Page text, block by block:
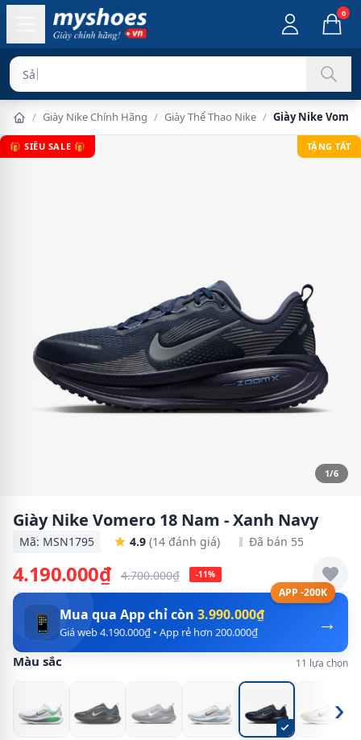
0
Sản phẩm chín
/ Giày Nike Chính Hãng / Giày Thể Thao Nike / Giày Nike
🎁 SIÊU SALE 🎁 TẶNG TẤT
1/6
Giày Nike Vomero 18 Nam - Xanh Navy
Mã: MSN1795 4.9 (14 đánh giá) Đã bán 55
4.190.000₫ 4.700.000₫ -11%
APP -200K
→
📱 Mua qua App chỉ còn 3.990.000₫
Giá web 4.190.000₫ • App rẻ hơn 200.000₫
Màu sắc 11 lựa chọn
›